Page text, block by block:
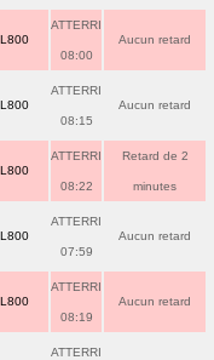
ATTERRI
08:00
Aucun retard
ATTERRI
08:15
Aucun retard
ATTERRI
08:22
Retard de 2
minutes
ATTERRI
07:59
Aucun retard
ATTERRI
08:19
Aucun retard
ATTERRI